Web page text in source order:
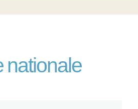
nationale